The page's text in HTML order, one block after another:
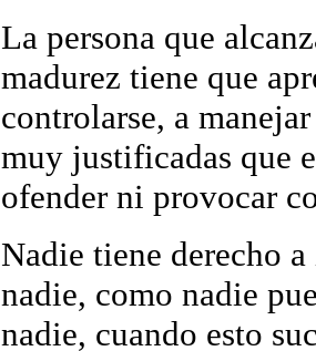
La persona que
madurez tiene que
controlarse, a
muy justificadas que
ofender ni provocar
Nadie tiene derecho
nadie, como nadie
nadie, cuando esto